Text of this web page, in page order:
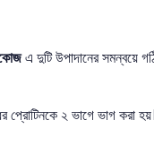
এ দুটি উপাদানের সমন্বয়ে
প্রোটিনকে ২ ভাগে ভাগ করা